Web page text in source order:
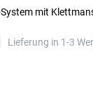
mit
Lieferung in 1-3